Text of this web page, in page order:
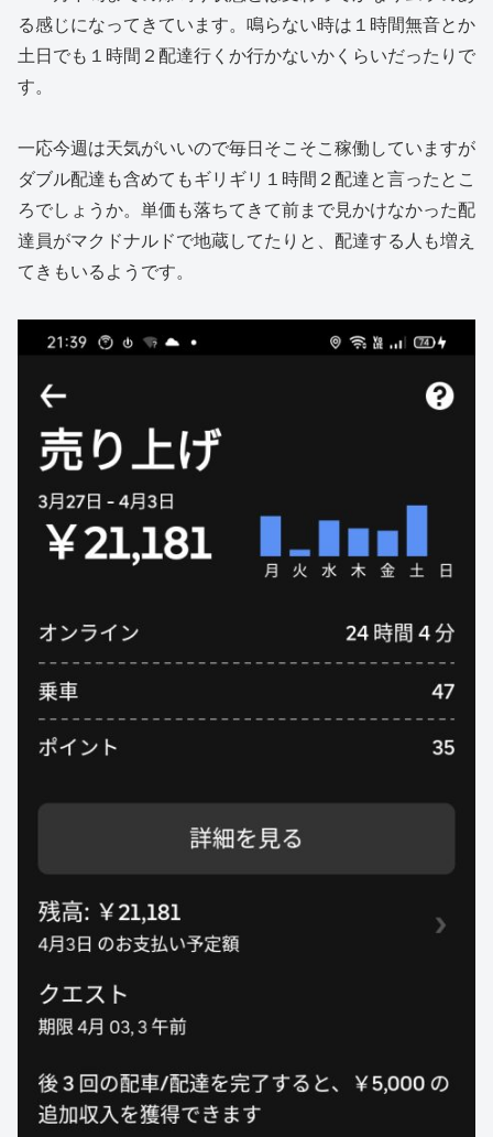
る感じになってきています。鳴らない時は１時間無音とか
土日でも１時間２配達行くか行かないかくらいだったりで
す。
一応今週は天気がいいので毎日そこそこ稼働していますが
ダブル配達も含めてもギリギリ１時間２配達と言ったとこ
ろでしょうか。単価も落ちてきて前まで見かけなかった配
達員がマクドナルドで地蔵してたりと、配達する人も増え
てきもいるようです。